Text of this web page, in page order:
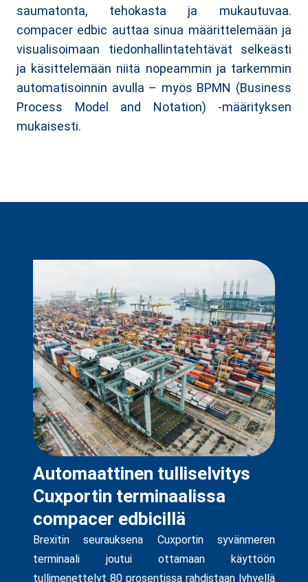
saumatonta, tehokasta ja mukautuvaa.
compacer edbic auttaa sinua määrittelemään ja
visualisoimaan tiedonhallintatehtävät selkeästi
ja käsittelemään niitä nopeammin ja tarkemmin
automatisoinnin avulla – myös BPMN (Business
Process Model and Notation) -määrityksen
mukaisesti.
Automaattinen tulliselvitys
Cuxportin terminaalissa
compacer edbicillä
Brexitin seurauksena Cuxportin syvänmeren
terminaali joutui ottamaan käyttöön
tullimenettelyt 80 prosentissa rahdistaan lyhyellä